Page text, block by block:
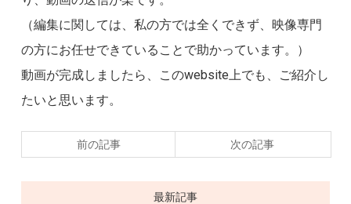
（編集に関しては、私の方では全くできず、映像専門
の方にお任せできていることで助かっています。）
動画が完成しましたら、このwebsite上でも、ご紹介し
たいと思います。
前の記事 次の記事
最新記事